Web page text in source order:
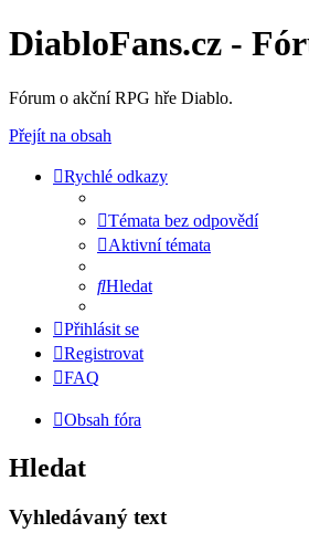
DiabloFans.cz -
Fórum o akční RPG hře Diablo.
Přejít na obsah
Rychlé odkazy
Témata bez odpovědí
Aktivní témata
Hledat
Přihlásit se
Registrovat
FAQ
Obsah fóra
Hledat
Vyhledávaný text